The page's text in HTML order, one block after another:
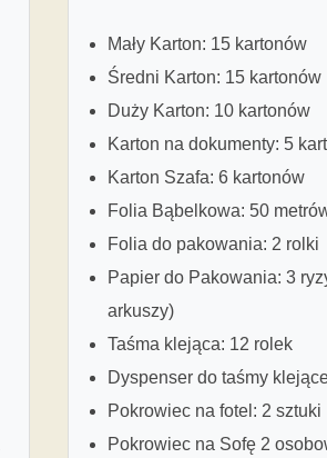
Mały Karton: 15 kartonów
Średni Karton: 15 kartonów
Duży Karton: 10 kartonów
Karton na dokumenty: 5
Karton Szafa: 6 kartonów
Folia Bąbelkowa: 50
Folia do pakowania: 2 rolki
Papier do Pakowania: 3
arkuszy)
Taśma klejąca: 12 rolek
Dyspenser do taśmy
Pokrowiec na fotel: 2 sztuki
Pokrowiec na Sofę 2